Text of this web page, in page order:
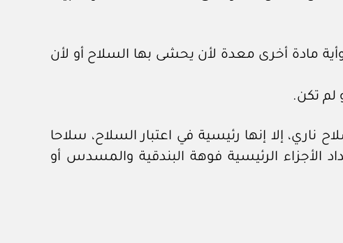
مادة أخرى معدة لأن يحشى بها السلاح أو لأن
لم تكن.
إلا إنها رئيسية في اعتبار السلاح، سلاحا
الأجزاء الرئيسية فوهة البندقية والمسدس أو